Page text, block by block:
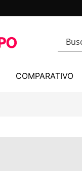
COMPARATIVO